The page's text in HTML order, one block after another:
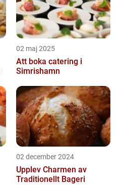
02 maj 2025
Att boka catering i
Simrishamn
02 december 2024
Upplev Charmen av
Traditionellt Bageri